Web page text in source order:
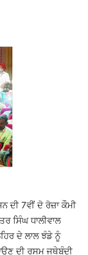
7ਵੀਂ ਦੋ ਰੋਜ਼ਾ ਕੌਮੀ
ਸਿੰਘ ਧਾਲੀਵਾਲ
ਦੇ ਲਾਲ ਝੰਡੇ ਨੂੰ
ਦੀ ਰਸਮ ਜਥੇਬੰਦੀ